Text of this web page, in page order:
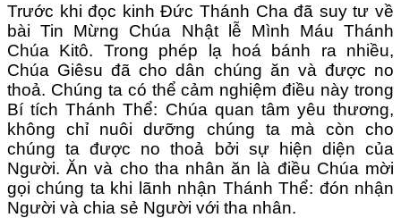
Trước khi đọc kinh Đức Thánh Cha đã suy tư về
bài Tin Mừng Chúa Nhật lễ Mình Máu Thánh
Chúa Kitô. Trong phép lạ hoá bánh ra nhiều,
Chúa Giêsu đã cho dân chúng ăn và được no
thoả. Chúng ta có thể cảm nghiệm điều này trong
Bí tích Thánh Thể: Chúa quan tâm yêu thương,
không chỉ nuôi dưỡng chúng ta mà còn cho
chúng ta được no thoả bởi sự hiện diện của
Người. Ăn và cho tha nhân ăn là điều Chúa mời
gọi chúng ta khi lãnh nhận Thánh Thể: đón nhận
Người và chia sẻ Người với tha nhân.